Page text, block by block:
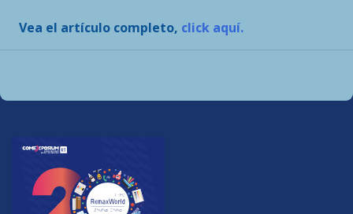
Vea el artículo completo, click aquí.